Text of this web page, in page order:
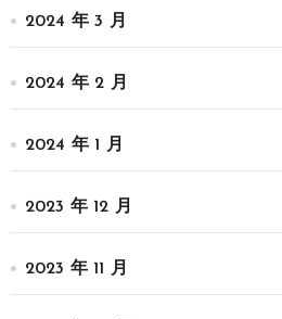
2024 年 3 月
2024 年 2 月
2024 年 1 月
2023 年 12 月
2023 年 11 月